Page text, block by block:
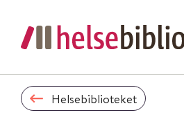
Helsebiblioteket